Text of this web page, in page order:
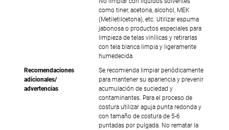
como tiner, acetona, alcohol, MEK
(Metiletilcetona), etc. Utilizar espuma
jabonosa o productos especiales para
limpieza de telas vinílicas y retirarlas
con tela blanca limpia y ligeramente
humedecida.
Recomendaciones
adicionales/
advertencias
Se recomienda limpiar periódicamente
para mantener su apariencia y prevenir
acumulación de suciedad y
contaminantes. Para el proceso de
costura utilizar aguja punta redonda y
con tamaño de costura de 5-6
puntadas por pulgada. No rematar la